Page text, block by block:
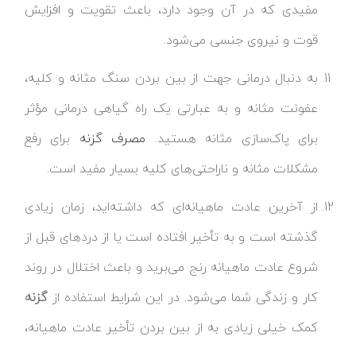
مفیدی که در آن وجود دارد، باعث تقویت و افزایش
قوت و نیروی جنسی می‌شود.
به دنبال درمانی جهت از بین بردن سنگ مثانه و کلیه،
عفونت مثانه و به عبارتی یک راه گیاهی درمانی مؤثر
برای پاک‌سازی مثانه هستید. مصرف گزنه برای رفع
مشکلات مثانه و ناراحتی‌های کلیه بسیار مفید است.
از آخرین عادت ماهیانه‌ای که داشته‌اید، زمان زیادی
گذشته است و به تأخیر افتاده است یا از دردهای قبل از
شروع عادت ماهیانه رنج می‌برید و باعث اختلال در روند
کار و زندگی شما می‌شود. در این شرایط استفاده از گزنه
کمک خیلی زیادی به از بین بردن تأخیر عادت ماهیانه،